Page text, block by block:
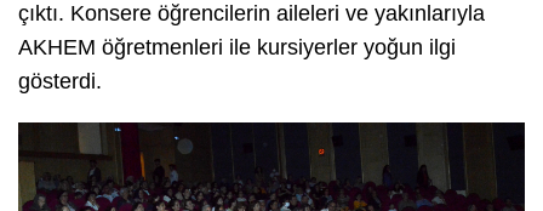
çıktı. Konsere öğrencilerin aileleri ve yakınlarıyla
AKHEM öğretmenleri ile kursiyerler yoğun ilgi
gösterdi.